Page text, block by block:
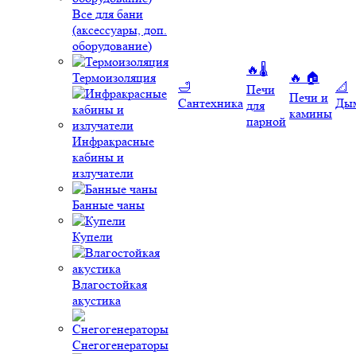
Все для бани
(аксессуары, доп.
оборудование)
Термоизоляция
Инфракрасные
кабины и
излучатели
Банные чаны
Купели
Влагостойкая
акустика
Снегогенераторы
🛁
Сантехника
🔥🌡️
Печи
для
парной
🔥 🏠
Печи и
камины
📐